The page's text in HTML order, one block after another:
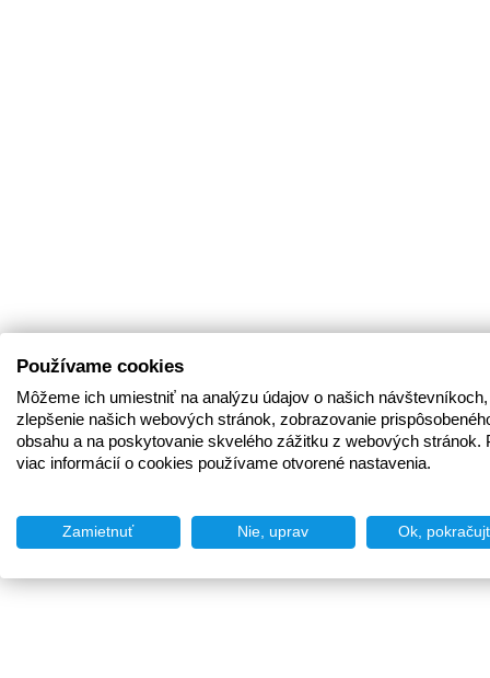
Používame cookies
Môžeme ich umiestniť na analýzu údajov o našich
zlepšenie našich webových stránok, zobrazovanie
obsahu a na poskytovanie skvelého zážitku z webových stránok.
viac informácií o cookies používame otvorené nastavenia.
Zamietnuť Nie, uprav Ok,